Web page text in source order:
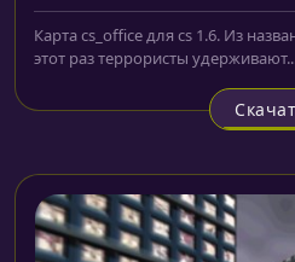
Карта cs_office для cs 1.6. Из
этот раз террористы